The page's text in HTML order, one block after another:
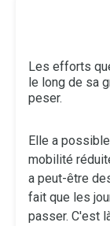
Les efforts
le long de sa
peser.
Elle a
mobilité
a peut-être
fait que les
passer. C'est